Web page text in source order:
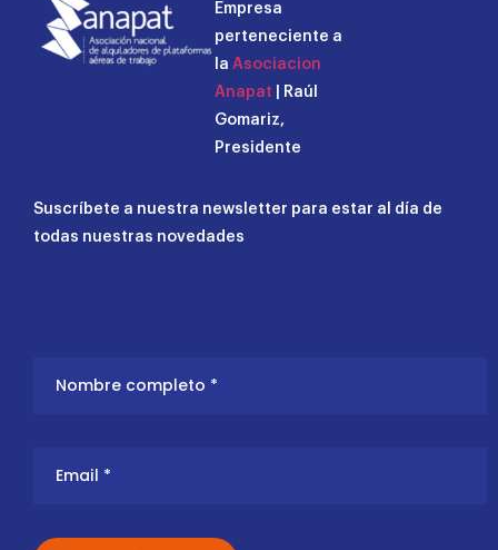
Empresa
perteneciente a
la Asociacion
Anapat | Raúl
Gomariz,
Presidente
Suscríbete a nuestra newsletter para estar al día de
todas nuestras novedades